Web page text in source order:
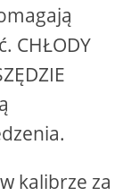
CHŁODY
kalibrze za